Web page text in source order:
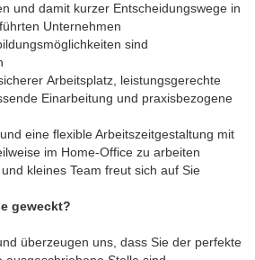
und damit kurzer Entscheidungswege in
Unternehmen
sind
Arbeitsplatz, leistungsgerechte
Einarbeitung und praxisbezogene
eine flexible Arbeitszeitgestaltung mit
im Home-Office zu arbeiten
kleines Team freut sich auf Sie
geweckt?
überzeugen uns, dass Sie der perfekte